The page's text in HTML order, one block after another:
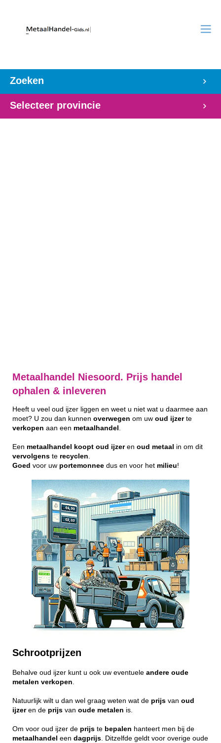
Zoeken
Selecteer provincie
Metaalhandel Niesoord. Prijs handel
ophalen & inleveren
Heeft u veel oud ijzer liggen en weet u niet wat u daarmee aan
moet? U zou dan kunnen overwegen om uw oud ijzerte
verkopen aan een metaalhandel
Een metaalhandel koopt oud ijzeren oud metaal in om dit
vervolgens te recyclen
Goed voor uw portemonnee dus en voor het milieu!
Schrootprijzen
Behalve oud ijzer kunt u ook uw eventuele andere oude
metalen verkopen.
Natuurlijk wilt u dan wel graag weten wat de prijs van oud
ijzeren de prijs van oude metalen is.
Om voor oud ijzer de prijs te bepalen hanteert men bij de
metaalhandel een dagprijs. Ditzelfde geldt voor overige oude